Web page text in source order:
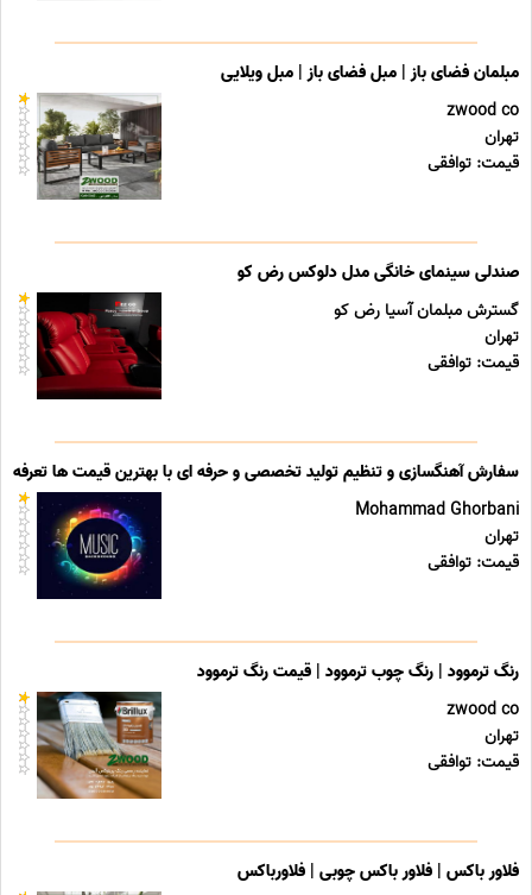
مبلمان فضای باز | مبل فضای باز | مبل ویلایی
zwood co
تهران
قیمت: توافقی
صندلی سینمای خانگی مدل دلوکس رض کو
گسترش مبلمان آسیا رض کو
تهران
قیمت: توافقی
سفارش آهنگسازی و تنظیم تولید تخصصی و حرفه ای با بهترین قیمت ها تعرفه
Mohammad Ghorbani
تهران
قیمت: توافقی
رنگ ترموود | رنگ چوب ترموود | قیمت رنگ ترموود
zwood co
تهران
قیمت: توافقی
فلاور باکس | فلاور باکس چوبی | فلاورباکس